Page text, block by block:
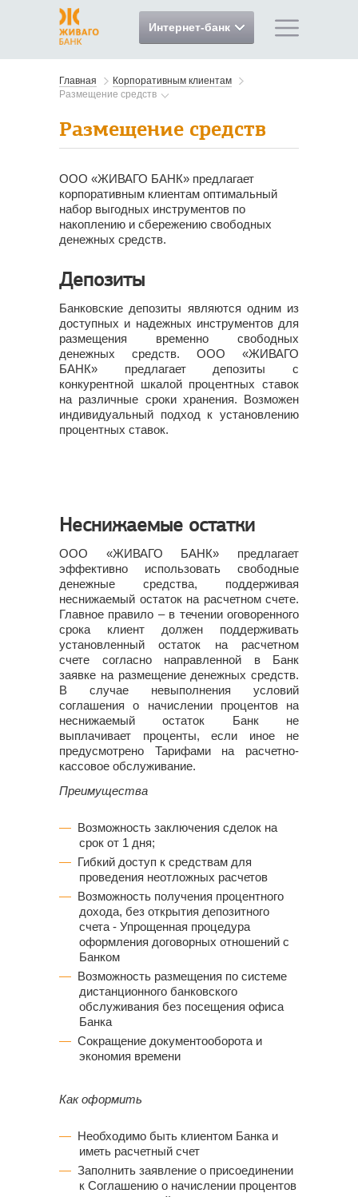
Интернет-банк
Главная
Корпоративным клиентам
Размещение средств
Размещение средств
ООО «ЖИВАГО БАНК» предлагает
корпоративным клиентам оптимальный
набор выгодных инструментов по
накоплению и сбережению свободных
денежных средств.
Депозиты
Банковские депозиты являются одним из
доступных и надежных инструментов для
размещения временно свободных
денежных средств. ООО «ЖИВАГО
БАНК» предлагает депозиты с
конкурентной шкалой процентных ставок
на различные сроки хранения. Возможен
индивидуальный подход к установлению
процентных ставок.
Неснижаемые остатки
ООО «ЖИВАГО БАНК» предлагает
эффективно использовать свободные
денежные средства, поддерживая
неснижаемый остаток на расчетном счете.
Главное правило – в течении оговоренного
срока клиент должен поддерживать
установленный остаток на расчетном
счете согласно направленной в Банк
заявке на размещение денежных средств.
В случае невыполнения условий
соглашения о начислении процентов на
неснижаемый остаток Банк не
выплачивает проценты, если иное не
предусмотрено Тарифами на расчетно-
кассовое обслуживание.
Преимущества
Возможность заключения сделок на
срок от 1 дня;
Гибкий доступ к средствам для
проведения неотложных расчетов
Возможность получения процентного
дохода, без открытия депозитного
счета - Упрощенная процедура
оформления договорных отношений с
Банком
Возможность размещения по системе
дистанционного банковского
обслуживания без посещения офиса
Банка
Сокращение документооборота и
экономия времени
Как оформить
Необходимо быть клиентом Банка и
иметь расчетный счет
Заполнить заявление о присоединении
к Соглашению о начислении процентов